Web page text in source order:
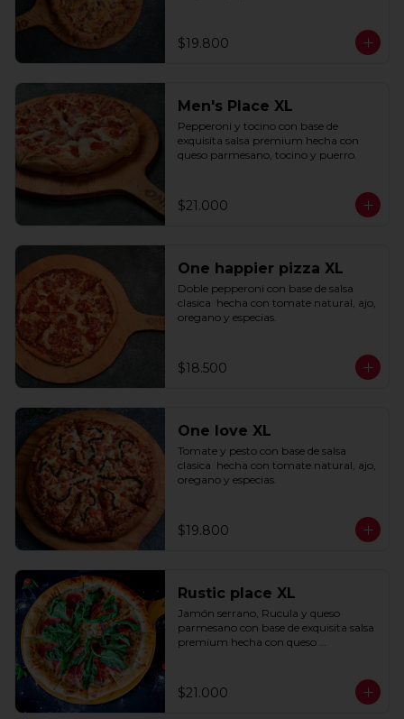
$19.800
Men's Place XL
Pepperoni y tocino con base de
exquisita salsa premium hecha con
queso parmesano, tocino y puerro.
$21.000
One happier pizza XL
Doble pepperoni con base de salsa
clasica  hecha con tomate natural, ajo,
oregano y especias.
$18.500
One love XL
Tomate y pesto con base de salsa
clasica  hecha con tomate natural, ajo,
oregano y especias.
$19.800
Rustic place XL
Jamón serrano, Rucula y queso
parmesano con base de exquisita salsa
premium hecha con queso
$21.000